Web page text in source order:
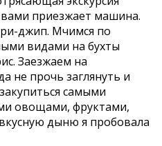
вами приезжает машина.
джип. Мчимся по
видами на бухты
Заезжаем на
не прочь заглянуть и
самыми
овощами, фруктами,
дыню я пробовала